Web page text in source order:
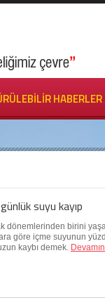
HABERLER
suyu kayıp
dönemlerinden birini
göre içme suyunun
kaybı demek.